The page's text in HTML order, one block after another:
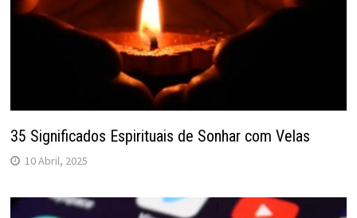
35 Significados Espirituais de Sonhar com Velas
10 Abril, 2025